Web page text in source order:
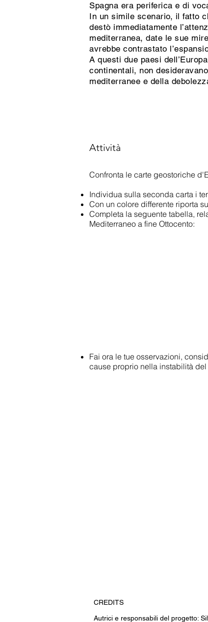
Spagna era periferica e di
In un simile scenario, il fatto
destò immediatamente
mediterranea, date le sue
avrebbe contrastato
A questi due paesi
continentali, non
mediterranee e della
Attività
Confronta le carte geostoriche
Individua sulla seconda carta i
Con un colore differente riporta
Completa la seguente tabella,
Mediterraneo a fine Ottocento:
Fai ora le tue osservazioni,
cause proprio nella instabilità del
CREDITS
Autrici e responsabili del progetto: